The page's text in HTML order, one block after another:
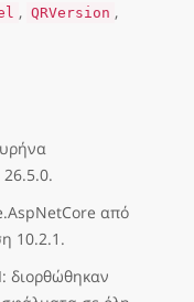
, QRVersion ,
από
10.2.1.
διορθώθηκαν